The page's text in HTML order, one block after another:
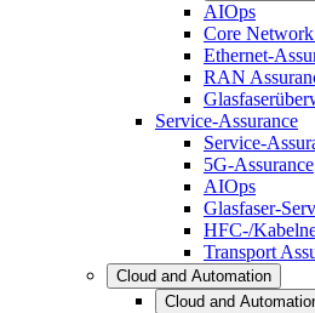
AIOps
Core
Ethernet-
RAN
Service-Assurance
Service-
5G-Assurance
AIOps
Glasfaser-
HFC-/
Transport
Cloud and Automation
Cloud and